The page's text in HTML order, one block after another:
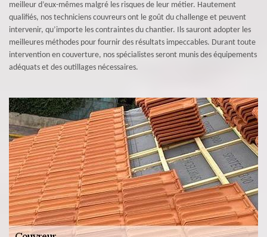
meilleur d’eux-mêmes malgré les risques de leur métier. Hautement
qualifiés, nos techniciens couvreurs ont le goût du challenge et peuvent
intervenir, qu’importe les contraintes du chantier. Ils sauront adopter les
meilleures méthodes pour fournir des résultats impeccables. Durant toute
intervention en couverture, nos spécialistes seront munis des équipements
adéquats et des outillages nécessaires.